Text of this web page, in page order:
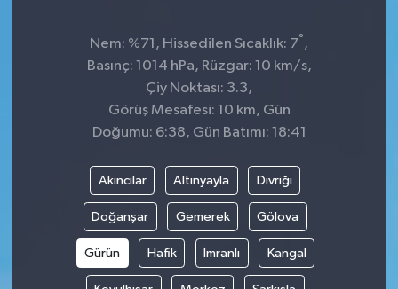
Nem: %71, Hissedilen Sıcaklık: 7° ,
Basınç: 1014 hPa, Rüzgar: 10 km/s,
Çiy Noktası: 3.3,
Görüş Mesafesi: 10 km, Gün
Doğumu: 6:38, Gün Batımı: 18:41
Akıncılar Altınyayla Divriği
Doğanşar Gemerek Gölova
Gürün Hafik İmranlı Kangal